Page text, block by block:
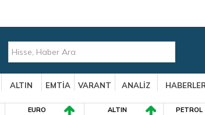
ALTIN EMTİA VARANT ANALİZ HABERLER
EURO ALTIN PETROL